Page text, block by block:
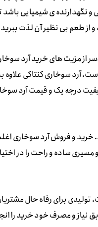
و نگهدارنده ی شیمیایی
و از طعم بی نظیر آن لذت
از مزیت های خرید آرد
آرد سوخاری کنتاکی علاوه
کیفیت درجه یک و قیمت آرد
خرید و فروش آرد سوخاری
مسیری ساده و راحت را در
برای رفاه حال
نیاز و مصرف خود خرید را